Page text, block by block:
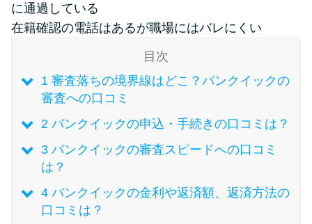
種類や特徴で探す
銀行カードローンを選ぶべき4つ
の理由
無利息期間を利用して利息0円で
お金を借りる3つのポイント
その他コラム
に通過している
在籍確認の電話はあるが職場にはバレにくい
目次
1審査落ちの境界線はどこ？バンクイックの
審査への口コミ
2バンクイックの申込・手続きの口コミは？
3バンクイックの審査スピードへの口コミ
は？
4バンクイックの金利や返済額、返済方法の
口コミは？